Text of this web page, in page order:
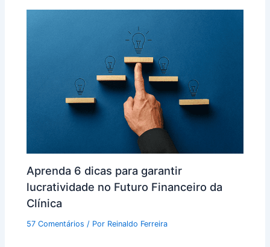
Aprenda 6 dicas para garantir
lucratividade no Futuro Financeiro da
Clínica
57 Comentários / Por Reinaldo Ferreira